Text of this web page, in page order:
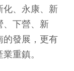
化、永康、新
、下營、新
的發展，更有
重鎮。